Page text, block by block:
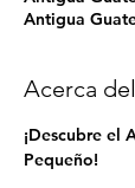
Antigua
Acerca
¡Descubre el
Pequeño!